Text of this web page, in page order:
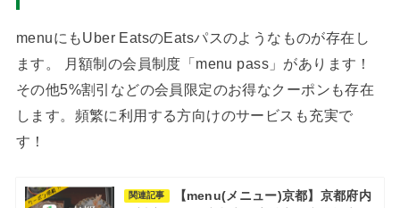
menuにもUber EatsのEatsパスのようなものが存在し
ます。 月額制の会員制度「menu pass」があります！
その他5%割引などの会員限定のお得なクーポンも存在
します。頻繁に利用する方向けのサービスも充実で
す！
関連記事
【menu(メニュー)京都】京都府内